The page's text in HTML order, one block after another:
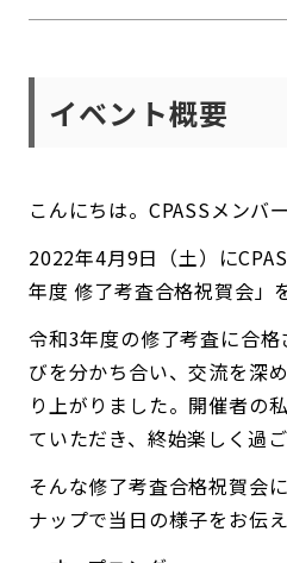
イベント概要
こんにちは。CPASSメンバ
2022年4月9日（土）に
年度 修了考査合格祝賀会」
令和3年度の修了考査に合
びを分かち合い、交流を深
り上がりました。開催者の
ていただき、終始楽しく過
そんな修了考査合格祝賀会
ナップで当日の様子をお伝え